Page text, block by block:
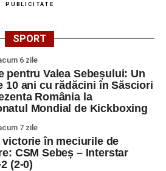
PUBLICITATE
SPORT
6 zile
pentru Valea Sebeșului: Un
10 ani cu rădăcini în Săsciori
România la
Mondial de Kickboxing
7 zile
victorie în meciurile de
CSM Sebeș – Interstar
(2-0)